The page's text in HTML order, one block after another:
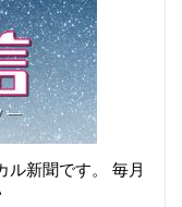
ル新聞です。 毎月